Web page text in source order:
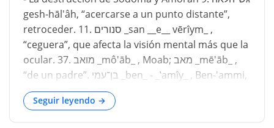
gesh-hāl'âh, “acercarse a un punto distante”,
retroceder. 11. סנורים _san __e__ vērı̂ym_ ,
“ceguera”, que afecta la visión mental más que la
ocular. 37. מואב _mô'āb_ , Moab; מאב _mē'āb_ ,
“de un padre”. בן־עמי _ben_ - _‛amı̂y_ , Ben-'ammi,
“hijo de mi pueblo”. עמון _‛ __amôn_ , 'Amón, "del
pueblo". Este capítulo es la continuación y
conclusión del anterior. Registra una parte de la
Seguir leyendo →